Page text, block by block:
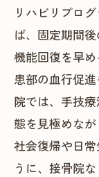
リハビリプロ
ば、固定期間
機能回復を早
患部の血行促
院では、手技
態を見極めな
社会復帰や日
うに、接骨院